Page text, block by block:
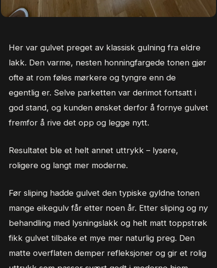
Her var gulvet preget av klassisk gulning fra eldre
lakk. Den varme, nesten honningfargede tonen gjør
ofte at rom føles mørkere og tyngre enn de
egentlig er. Selve parketten var derimot fortsatt i
god stand, og kunden ønsket derfor å fornye gulvet
fremfor å rive det opp og legge nytt.
Resultatet ble et helt annet uttrykk – lysere,
roligere og langt mer moderne.
Før sliping hadde gulvet den typiske gyldne tonen
mange eikegulv får etter noen år. Etter sliping og ny
behandling med lysningslakk og helt matt toppstrøk
fikk gulvet tilbake et mye mer naturlig preg. Den
matte overflaten demper refleksjoner og gir et rolig